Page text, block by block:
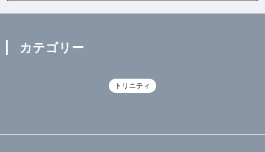
カテゴリー
トリニティ